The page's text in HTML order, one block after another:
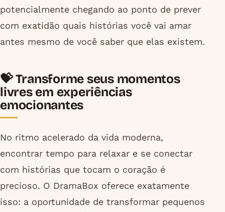
potencialmente chegando ao ponto de prever
com exatidão quais histórias você vai amar
antes mesmo de você saber que elas existem.
💝 Transforme seus momentos
livres em experiências
emocionantes
No ritmo acelerado da vida moderna,
encontrar tempo para relaxar e se conectar
com histórias que tocam o coração é
precioso. O DramaBox oferece exatamente
isso: a oportunidade de transformar pequenos